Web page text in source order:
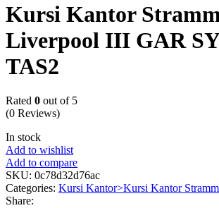
Kursi Kantor
Liverpool III GAR
TAS2
Rated 0 out of 5
(0 Reviews)
In stock
Add to wishlist
Add to compare
SKU: 0c78d32d76ac
Categories: Kursi Kantor>Kursi Kantor Stramm
Share: